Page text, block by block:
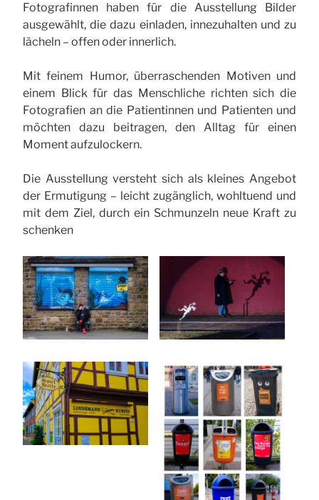
Fotografinnen haben für die Ausstellung Bilder
ausgewählt, die dazu einladen, innezuhalten und zu
lächeln – offen oder innerlich.
Mit feinem Humor, überraschenden Motiven und
einem Blick für das Menschliche richten sich die
Fotografien an die Patientinnen und Patienten und
möchten dazu beitragen, den Alltag für einen
Moment aufzulockern.
Die Ausstellung versteht sich als kleines Angebot
der Ermutigung – leicht zugänglich, wohltuend und
mit dem Ziel, durch ein Schmunzeln neue Kraft zu
schenken